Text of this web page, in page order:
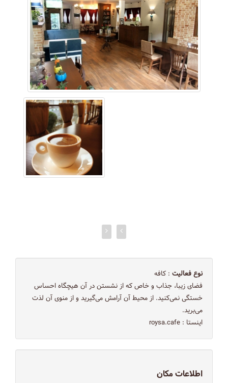
نوع فعالیت : کافه
فضای زیبا، جذاب و خاص که از نشستن در آن هیچگاه احساس
خستگی نمی‌کنید. از محیط آن آرامش می‌گیرید و از منوی آن لذت
می‌برید.
اینستا : roysa.cafe
اطلاعات مکان